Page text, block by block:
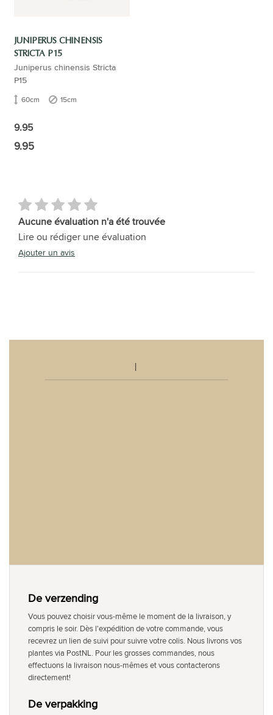
JUNIPERUS CHINENSIS
STRICTA P15
Juniperus chinensis Stricta
P15
60cm 15cm
9.95
9.95
Aucune évaluation n'a été trouvée
Lire ou rédiger une évaluation
Ajouter un avis
De verzending
Vous pouvez choisir vous-même le moment de la livraison, y
compris le soir. Dès l'expédition de votre commande, vous
recevrez un lien de suivi pour suivre votre colis. Nous livrons vos
plantes via PostNL. Pour les grosses commandes, nous
effectuons la livraison nous-mêmes et vous contacterons
directement!
De verpakking